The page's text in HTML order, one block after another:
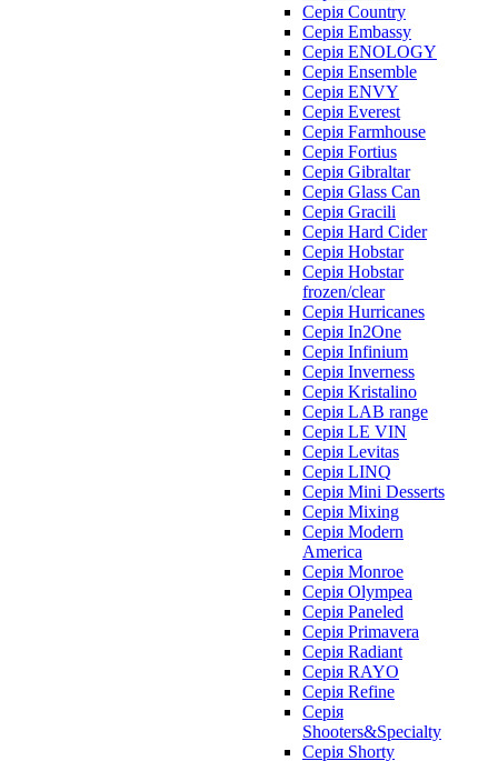
Серія Country
Серія Embassy
Серія ENOLOGY
Серія Ensemble
Серія ENVY
Серія Everest
Серія Farmhouse
Серія Fortius
Серія Gibraltar
Серія Glass Can
Серія Gracili
Серія Hard Cider
Серія Hobstar
Серія Hobstar
frozen/clear
Серія Hurricanes
Серія In2One
Серія Infinium
Серія Inverness
Серія Kristalino
Серія LAB range
Серія LE VIN
Серія Levitas
Серія LINQ
Серія Mini Desserts
Серія Mixing
Серія Modern
America
Серія Monroe
Серія Olympea
Серія Paneled
Серія Primavera
Серія Radiant
Серія RAYO
Серія Refine
Серія
Shooters&Specialty
Серія Shorty